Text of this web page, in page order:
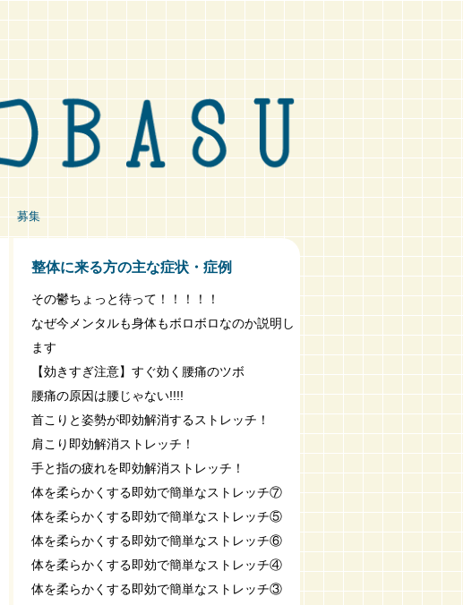
募集
整体に来る方の主な症状・症例
その鬱ちょっと待って！！！！！
なぜ今メンタルも身体もボロボロなのか説明し
ます
【効きすぎ注意】すぐ効く腰痛のツボ
腰痛の原因は腰じゃない!!!!
首こりと姿勢が即効解消するストレッチ！
肩こり即効解消ストレッチ！
手と指の疲れを即効解消ストレッチ！
体を柔らかくする即効で簡単なストレッチ⑦
体を柔らかくする即効で簡単なストレッチ⑤
体を柔らかくする即効で簡単なストレッチ⑥
体を柔らかくする即効で簡単なストレッチ④
体を柔らかくする即効で簡単なストレッチ③